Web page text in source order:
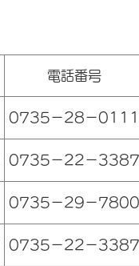
電話番号
0735－28－0111
0735－22－3387
0735－29－7800
0735－22－3387